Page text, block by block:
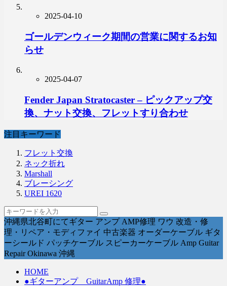
2025-04-10
ゴールデンウィーク期間の営業に関するお知
らせ
2025-04-07
Fender Japan Stratocaster – ピックアップ交
換、ナット交換、フレットすり合わせ
注目キーワード
フレット交換
ネック折れ
Marshall
ブレーシング
UREI 1620
沖縄県北谷町にてギター アンプ AMP修理 ワウ 改造・修
理・リペア・モディファイ 中古楽器 オーダーケーブル ギタ
ーシールド パッチケーブル スピーカーケーブル Amp Guitar
Repair Okinawa 沖縄
HOME
●ギターアンプ GuitarAmp 修理●